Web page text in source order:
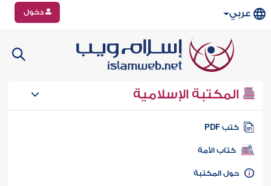
عربي دخول
المكتبة الإسلامية
كتب PDF
كتاب الأمة